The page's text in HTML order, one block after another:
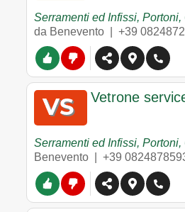
Serramenti ed Infissi,
da Benevento | +39
Vetrone
Serramenti ed Infissi,
Benevento | +39